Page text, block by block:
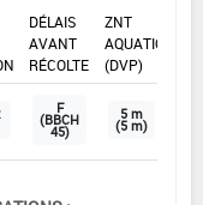
DÉLAIS
AVANT
RÉCOLTE
ZNT
AQUATIQUE
(DVP)
F
(BBCH
45)
5 m
(5 m)